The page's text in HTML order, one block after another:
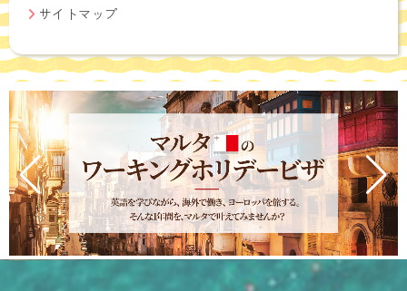
サイトマップ